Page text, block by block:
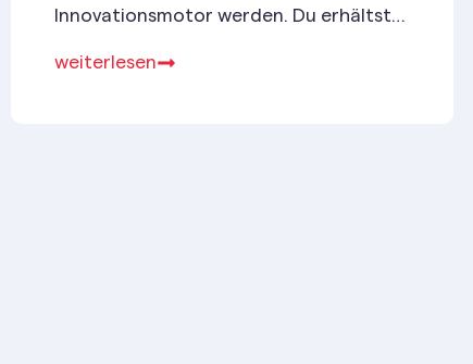
Innovationsmotor werden. Du erhältst
Technologien und deren
weiterlesen